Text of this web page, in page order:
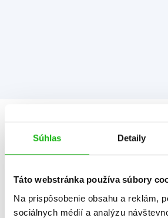
Súhlas Detaily
Táto webstránka používa súbory
Na prispôsobenie obsahu a reklám,
sociálnych médií a analýzu
Informácie
Žáner
rozprávka
Počet strán 50